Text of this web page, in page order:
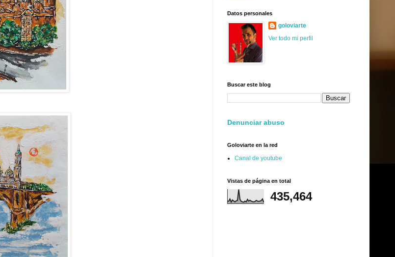
Datos personales
goloviarte
Ver todo mi perfil
Buscar este blog
Denunciar abuso
Goloviarte en la red
Canal de youtube
Vistas de página en total
435,464